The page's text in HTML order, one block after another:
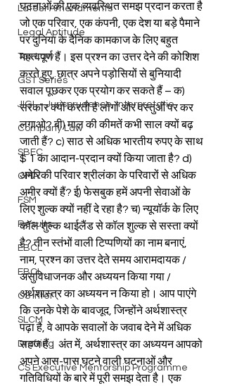
Latest Amendments
Legal Aptitude
Tax Law
GST Series
JIGL - Jurisprudence, Interpretatio
Company Law
SBEC
CMA
FSM
Results
EBCL
EBCL
CS Inter
SLCM
Drafting
CS Executive Mentorship Programme
घटनाओं की एक व्यवस्थित समझ प्रदान करता है
जो एक परिवार, एक कंपनी, एक देश या बड़े पैमाने
पर दुनिया के दैनिक कामकाज के लिए बहुत
महत्वपूर्ण हैं। इस प्रश्न का उत्तर देने की कोशिश
करते हुए, छात्र अपने पड़ोसियों से बुनियादी
सवाल पूछकर एक प्रयोग कर सकते हैं – क)
सरकार क्यों करती है लोगों और वस्तुओं पर कर
लगाओ? बी) माल की कीमतें कभी साल क्यों बढ़
जाती हैं? c) साठ से अधिक भारतीय रुपए के साथ
$ 1 का आदान-प्रदान क्यों किया जाता है? d)
अमेरिकी परिवार श्रीलंका के परिवारों से अधिक
अमीर क्यों हैं? ई) फेसबुक हमें अपनी सेवाओं के
लिए शुल्क क्यों नहीं दे रहा है? च) न्यूयॉर्क के लिए
कॉल शुल्क थाईलैंड से कॉल शुल्क से सस्ता क्यों
है? तीन स्तंभों वाली टिप्पणियों का नाम बनाएं,
नाम, प्रश्न का उत्तर देते समय आरामदायक /
असुविधाजनक और अध्ययन किया गया /
अर्थशास्त्र का अध्ययन न किया हो। आप पाएंगे
कि उनके पेशे के बावजूद, जिन्होंने अर्थशास्त्र
पढ़ा है, वे आपके सवालों के जवाब देने में अधिक
सहज हैं। अंत में, अर्थशास्त्र का अध्ययन आपको
अपने आस-पास घटने वाली घटनाओं और
गतिविधियों के बारे में पूरी समझ देता है। एक